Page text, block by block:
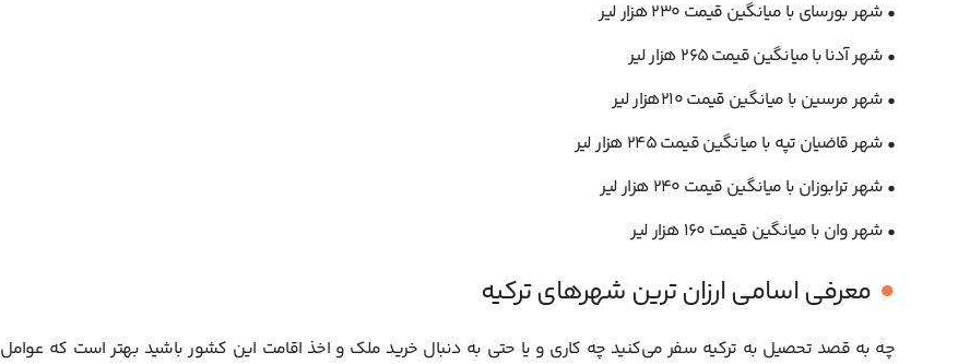
• شهر بورسای با میانگین قیمت ۲۳۰ هزار لیر
• شهر آدنا با میانگین قیمت ۲۶۵ هزار لیر
• شهر مرسین با میانگین قیمت ۲۱۰هزار لیر
• شهر قاضیان تپه با میانگین قیمت ۲۴۵ هزار لیر
• شهر ترابوزان با میانگین قیمت ۲۴۰ هزار لیر
• شهر وان با میانگین قیمت ۱۶۰ هزار لیر
معرفی اسامی ارزان ترین شهرهای ترکیه
چه به قصد تحصیل به ترکیه سفر می‌کنید چه کاری و یا حتی به دنبال خرید ملک و اخذ اقامت این کشور باشید بهتر است که عوامل